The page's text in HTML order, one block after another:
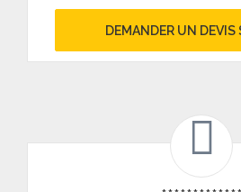
DEMANDER UN DEVIS